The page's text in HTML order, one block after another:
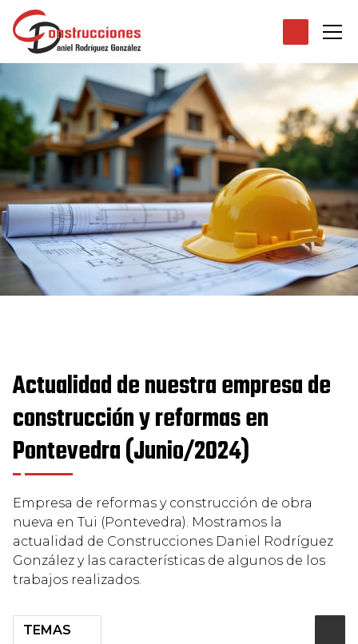
Actualidad de nuestra empresa de
construcción y reformas en
Pontevedra (Junio/2024)
Empresa de reformas y construcción de obra
nueva en Tui (Pontevedra). Mostramos la
actualidad de Construcciones Daniel Rodríguez
González y las características de algunos de los
trabajos realizados.
TEMAS